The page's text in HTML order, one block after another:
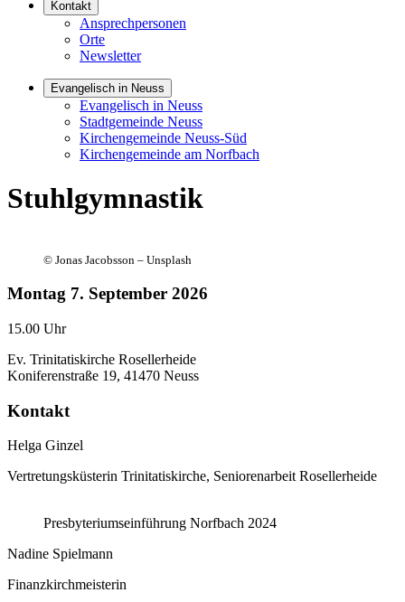
Kontakt
Ansprechpersonen
Orte
Newsletter
Evangelisch in Neuss
Evangelisch in Neuss
Stadtgemeinde Neuss
Kirchengemeinde Neuss-Süd
Kirchengemeinde am Norfbach
Stuhlgymnastik
© Jonas Jacobsson – Unsplash
Montag 7. September 2026
15.00 Uhr
Ev. Trinitatiskirche Rosellerheide
Koniferenstraße 19, 41470 Neuss
Kontakt
Helga Ginzel
Vertretungsküsterin Trinitatiskirche, Seniorenarbeit Rosellerheide
Presbyteriumseinführung Norfbach 2024
Nadine Spielmann
Finanzkirchmeisterin